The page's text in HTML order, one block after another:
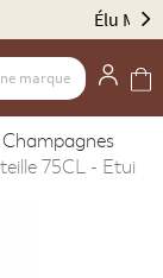
& Millau
Champagnes
75CL - Etui